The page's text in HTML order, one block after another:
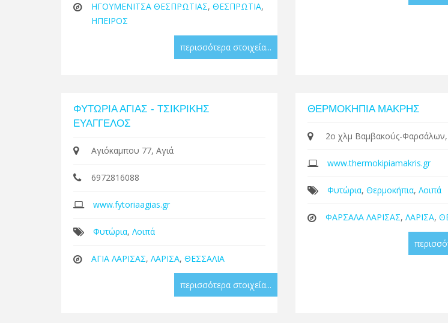
ΗΓΟΥΜΕΝΙΤΣΑ ΘΕΣΠΡΩΤΙΑΣ, ΘΕΣΠΡΩΤΙΑ,
ΗΠΕΙΡΟΣ
περισσότερα στοιχεία...
ΦΥΤΩΡΙΑ ΑΓΙΑΣ - ΤΣΙΚΡΙΚΗΣ
ΕΥΑΓΓΕΛΟΣ
Αγιόκαμπου 77, Αγιά
6972816088
www.fytoriaagias.gr
Φυτώρια, Λοιπά
ΑΓΙΑ ΛΑΡΙΣΑΣ, ΛΑΡΙΣΑ, ΘΕΣΣΑΛΙΑ
περισσότερα στοιχεία...
ΘΕΡΜΟΚΗΠΙΑ ΜΑΚΡΗΣ
2ο χλμ Βαμβακούς-
www.thermokipiamakris.gr
Φυτώρια, Θερμοκήπια, Λοιπά
ΦΑΡΣΑΛΑ ΛΑΡΙΣΑΣ, ΛΑΡΙΣΑ,